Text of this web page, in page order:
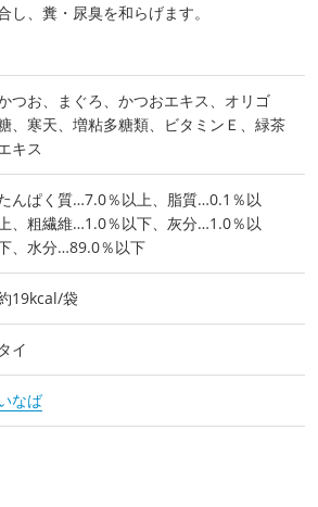
し、糞・尿臭を和らげます。
つお、まぐろ、かつおエキス、オリゴ
、寒天、増粘多糖類、ビタミンＥ、緑茶
キス
んぱく質…7.0％以上、脂質…0.1％以
、粗繊維…1.0％以下、灰分…1.0％以
、水分…89.0％以下
19kcal/袋
タイ
なば